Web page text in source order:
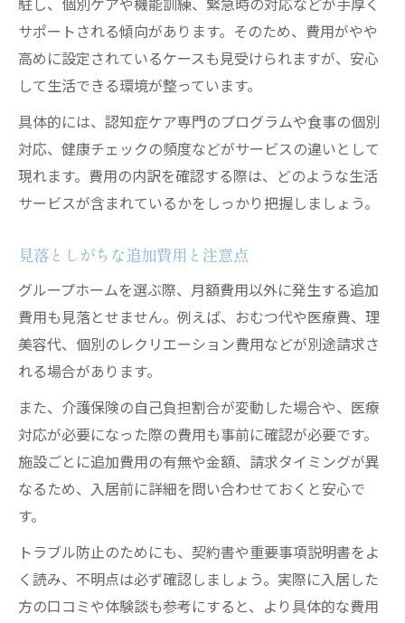
サポートされる傾向があります。そのため、費用がやや
高めに設定されているケースも見受けられますが、安心
して生活できる環境が整っています。
具体的には、認知症ケア専門のプログラムや食事の個別
対応、健康チェックの頻度などがサービスの違いとして
現れます。費用の内訳を確認する際は、どのような生活
サービスが含まれているかをしっかり把握しましょう。
見落としがちな追加費用と注意点
グループホームを選ぶ際、月額費用以外に発生する追加
費用も見落とせません。例えば、おむつ代や医療費、理
美容代、個別のレクリエーション費用などが別途請求さ
れる場合があります。
また、介護保険の自己負担割合が変動した場合や、医療
対応が必要になった際の費用も事前に確認が必要です。
施設ごとに追加費用の有無や金額、請求タイミングが異
なるため、入居前に詳細を問い合わせておくと安心で
す。
トラブル防止のためにも、契約書や重要事項説明書をよ
く読み、不明点は必ず確認しましょう。実際に入居した
方の口コミや体験談も参考にすると、より具体的な費用